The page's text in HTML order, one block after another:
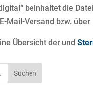
beinhaltet die
Mail-Versand bzw.
Übersicht der und
Suchen